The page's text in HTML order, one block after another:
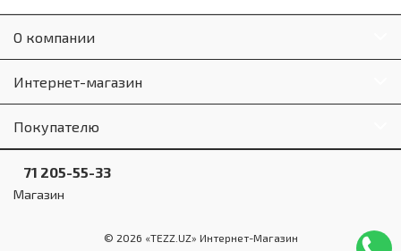
О компании
Интернет-магазин
Покупателю
71 205-55-33
Магазин
© 2026 «TEZZ.UZ» Интернет-Магазин